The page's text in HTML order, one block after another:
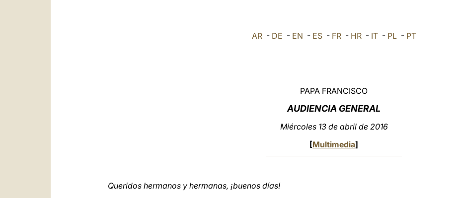
AR- DE - EN - ES- FR- HR- IT- PL- PT
PAPA FRANCISCO
AUDIENCIA GENERAL
Miércoles 13 de abril de 2016
[Multimedia]
Queridos hermanos y hermanas, ¡buenos días!